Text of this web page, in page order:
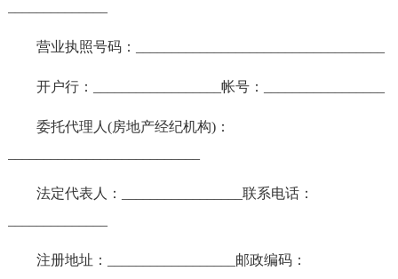
营业执照号码：___________________________________
开户行：__________________帐号：_________________
委托代理人(房地产经纪机构)：
法定代表人：_________________联系电话：
注册地址：__________________邮政编码：